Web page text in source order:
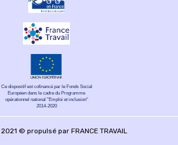
Ce dispositif est cofinancé par le Fonds Social
Européen dans le cadre du Programme
opérationnel national "Emploi et inclusion"
2014-2020
© propulsé par FRANCE TRAVAIL